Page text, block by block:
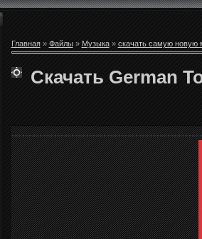
Главная» Файлы» Музыка» скачать самую новую
Скачать German